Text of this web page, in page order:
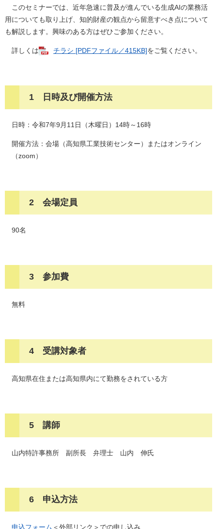
このセミナーでは、近年急速に普及が進んでいる生成AIの業務活
用についても取り上げ、知的財産の観点から留意すべき点について
も解説します。興味のある方はぜひご参加ください。
詳しくは チラシ [PDFファイル／415KB]をご覧ください。
1 日時及び開催方法
日時：令和7年9月11日（木曜日）14時～16時
開催方法：会場（高知県工業技術センター）またはオンライン
（zoom）
2 会場定員
90名
3 参加費
無料
4 受講対象者
高知県在住または高知県内にて勤務をされている方
5 講師
山内特許事務所 副所長 弁理士 山内 伸氏
6 申込方法
申込フォーム ＜外部リンク＞ での申し込み